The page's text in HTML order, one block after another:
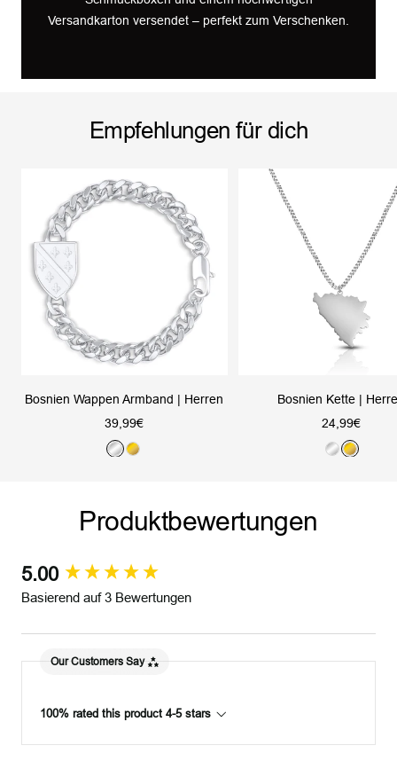
Versandkarton versendet – perfekt zum Verschenken.
Empfehlungen für dich
Bosnien Wappen Armband | Herren
Angebotspreis
39,99€
S
b
G
d
Bosnien Kette |
24,99€
S
G
Produktbewertungen
5.00
Basierend auf 3 Bewertungen
Our Customers Say
100% rated this product 4-5 stars
New content loaded